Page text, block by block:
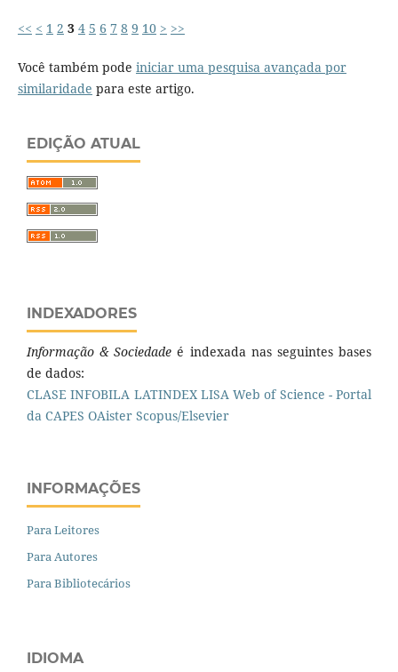
<< < 1 2 3 4 5 6 7 8 9 10 > >>
Você também pode iniciar uma pesquisa avançada por
similaridade para este artigo.
EDIÇÃO ATUAL
INDEXADORES
Informação & Sociedadeé indexada nas seguintes bases
de dados:
CLASE INFOBILA LATINDEX LISA Web of Science - Portal
da CAPES OAister Scopus/Elsevier
INFORMAÇÕES
Para Leitores
Para Autores
Para Bibliotecários
IDIOMA